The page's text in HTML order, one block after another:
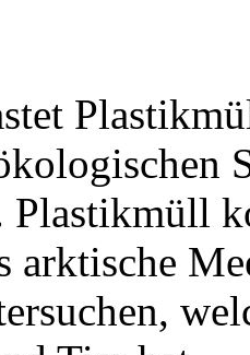
Plastikmüll
arktische